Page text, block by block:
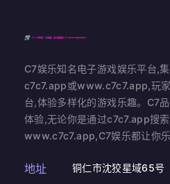
C7娱乐知名电子游戏娱乐平台,
c7c7.app或www.c7c7.app,玩
台,体验多样化的游戏乐趣。C7
体验,无论你是通过c7c7.app搜
www.c7c7.app,C7娱乐都让你乐
地址 铜仁市沈狡星域65号